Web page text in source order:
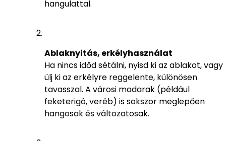
hangulattal.
Ablaknyitás, erkélyhasználat
Ha nincs időd sétálni, nyisd ki az ablakot, vagy
ülj ki az erkélyre reggelente, különösen
tavasszal. A városi madarak (például
feketerigó, veréb) is sokszor meglepően
hangosak és változatosak.